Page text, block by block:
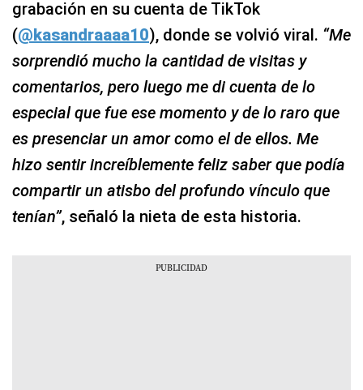
grabación en su cuenta de TikTok
(@kasandraaaa10), donde se volvió viral. “Me
sorprendió mucho la cantidad de visitas y
comentarios, pero luego me di cuenta de lo
especial que fue ese momento y de lo raro que
es presenciar un amor como el de ellos. Me
hizo sentir increíblemente feliz saber que podía
compartir un atisbo del profundo vínculo que
tenían”, señaló la nieta de esta historia.